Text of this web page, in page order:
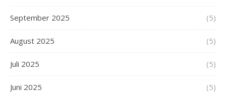
September 2025 (5)
August 2025 (5)
Juli 2025 (5)
Juni 2025 (5)